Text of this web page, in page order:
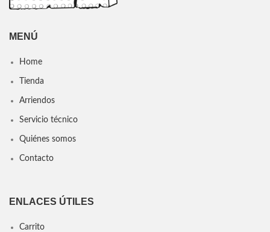
MENÚ
Home
Tienda
Arriendos
Servicio técnico
Quiénes somos
Contacto
ENLACES ÚTILES
Carrito